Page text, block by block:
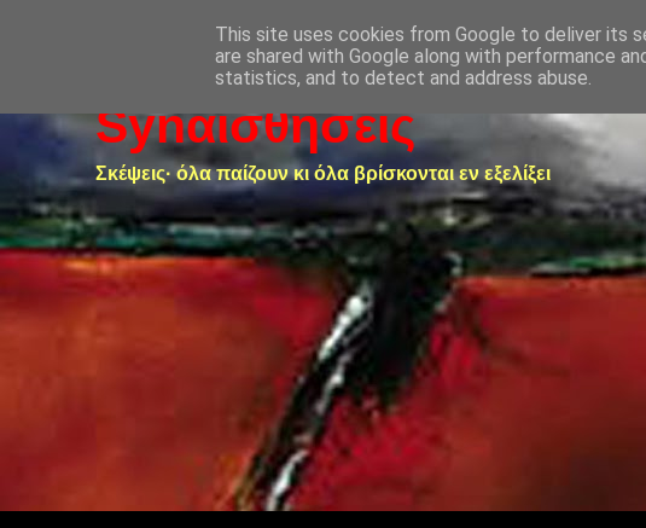
Synαισθήσεις
Σκέψεις· όλα παίζουν κι όλα βρίσκονται εν εξελίξει
This site uses cookies from Google to deliver its
are shared with Google along with performance
statistics, and to detect and address abuse.